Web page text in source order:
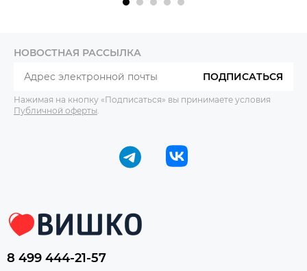
НОВОСТНАЯ РАССЫЛКА
ПОДПИСАТЬСЯ
Нажимая на кнопку «Подписаться» вы принимаете условия
Публичной оферты
8 499 444-21-57